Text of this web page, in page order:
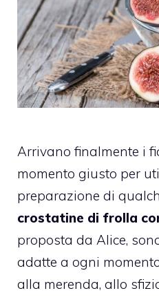
Arrivano finalmente i
momento giusto per
preparazione di
crostatine di frolla
proposta da Alice,
adatte a ogni
alla merenda, allo